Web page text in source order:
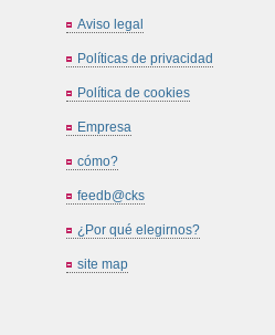
Aviso legal
Políticas de privacidad
Política de cookies
Empresa
cómo?
feedb@cks
¿Por qué elegirnos?
site map